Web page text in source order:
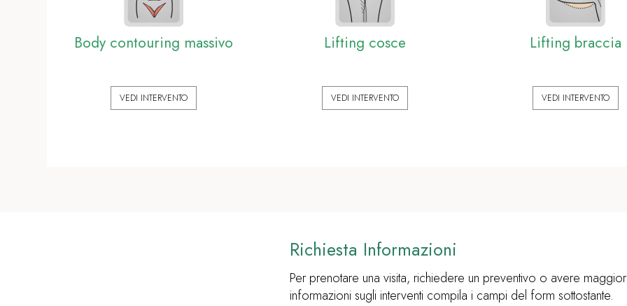
Body contouring massivo
VEDI INTERVENTO
Lifting cosce
VEDI INTERVENTO
Lifting braccia
VEDI INTERVENTO
Richiesta Informazioni
Per prenotare una visita, richiedere un preventivo o avere
informazioni sugli interventi compila i campi del form sottostante.